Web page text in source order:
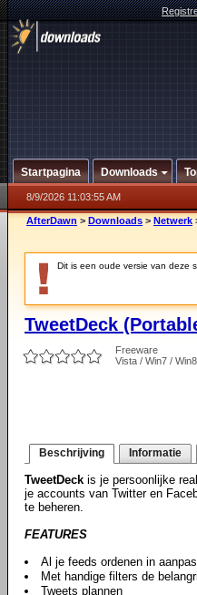
Startpagina Downloads
8/9/2026 11:03:55 AM
AfterDawn > Downloads > Netwerk
Dit is een oude versie van deze
TweetDeck
Freeware
Vista / Win7 /
Beschrijving Informatie
TweetDeck is je persoonlijke
je accounts van Twitter en
te beheren.
FEATURES
Al je feeds ordenen in
Met handige filters de
Tweets plannen